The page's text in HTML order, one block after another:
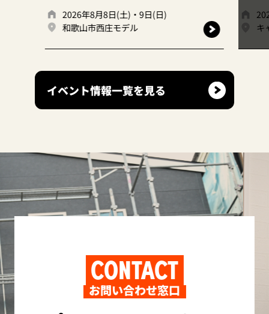
2026年8月8日(土)・9日(日)
和歌山市西庄モデル
2026
キャ
イベント情報一覧を見る
CONTACT
お問い合わせ窓口